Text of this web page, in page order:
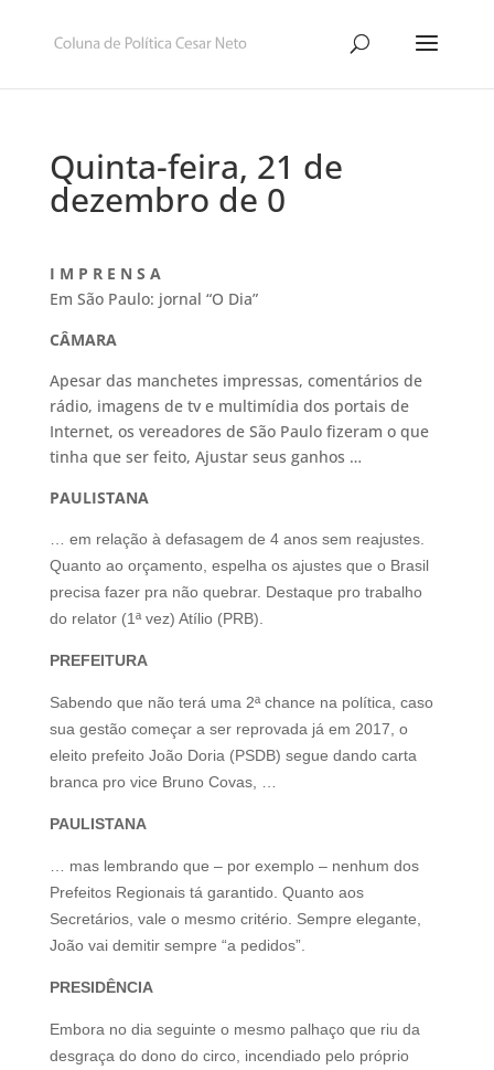
Quinta-feira, 21 de
dezembro de 0
I M P R E N S A
Em São Paulo: jornal “O Dia”
CÂMARA
Apesar das manchetes impressas, comentários de
rádio, imagens de tv e multimídia dos portais de
Internet, os vereadores de São Paulo fizeram o que
tinha que ser feito, Ajustar seus ganhos …
PAULISTANA
… em relação à defasagem de 4 anos sem reajustes.
Quanto ao orçamento, espelha os ajustes que o Brasil
precisa fazer pra não quebrar. Destaque pro trabalho
do relator (1ª vez) Atílio (PRB).
PREFEITURA
Sabendo que não terá uma 2ª chance na política, caso
sua gestão começar a ser reprovada já em 2017, o
eleito prefeito João Doria (PSDB) segue dando carta
branca pro vice Bruno Covas, …
PAULISTANA
… mas lembrando que – por exemplo – nenhum dos
Prefeitos Regionais tá garantido. Quanto aos
Secretários, vale o mesmo critério. Sempre elegante,
João vai demitir sempre “a pedidos”.
PRESIDÊNCIA
Embora no dia seguinte o mesmo palhaço que riu da
desgraça do dono do circo, incendiado pelo próprio